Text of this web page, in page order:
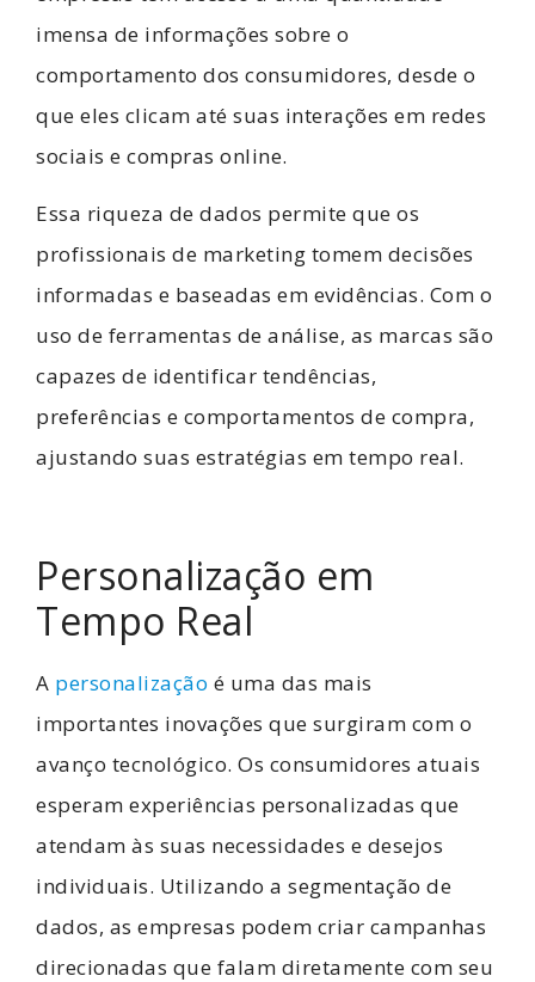
imensa de informações sobre o
comportamento dos consumidores, desde o
que eles clicam até suas interações em redes
sociais e compras online.
Essa riqueza de dados permite que os
profissionais de marketing tomem decisões
informadas e baseadas em evidências. Com o
uso de ferramentas de análise, as marcas são
capazes de identificar tendências,
preferências e comportamentos de compra,
ajustando suas estratégias em tempo real.
Personalização em
Tempo Real
A personalização é uma das mais
importantes inovações que surgiram com o
avanço tecnológico. Os consumidores atuais
esperam experiências personalizadas que
atendam às suas necessidades e desejos
individuais. Utilizando a segmentação de
dados, as empresas podem criar campanhas
direcionadas que falam diretamente com seu